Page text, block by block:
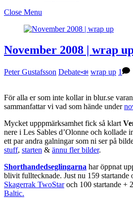
Close Menu
November 2008 | wrap
Peter Gustafsson Debate📣 wrap up 1
För alla er som inte kollar in blur.se
sammanfattar vi vad som hände under
Mycket upppmärksamhet fick så klart
nere i Les Sables d’Olonne och kollade
ett par andra galningar som ni ser på
stuff, starten & ännu fler bilder.
Shorthandedseglingarna har öppnat
blivit fulltecknade. Just nu 159 startande
Skagerrak TwoStaroch 100 startande +
Baltic.